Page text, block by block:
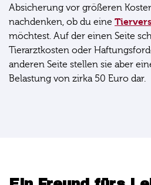
Absicherung vor größeren
nachdenken, ob du eine
möchtest. Auf der einen Seite
Tierarztkosten oder
anderen Seite stellen sie aber
Belastung von zirka 50 Euro dar.